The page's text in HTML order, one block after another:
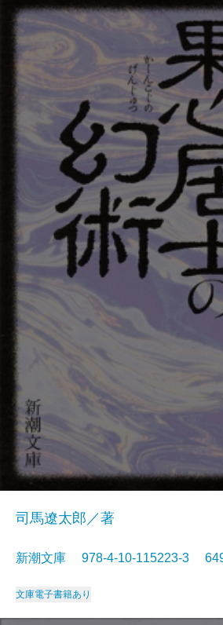
司馬遼太郎／著
新潮文庫 978-4-10-115223-3
文庫電子書籍あり